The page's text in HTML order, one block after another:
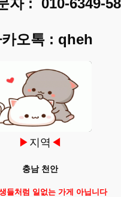
자 : 010-6349-
오톡 : qheh
▶ 지역 ◀
충남 천안
들처럼 일없는 가게 아닙니다